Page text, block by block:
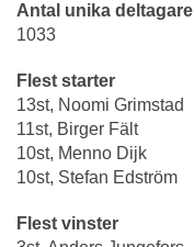
Antal unika deltagare
1033
Flest starter
13st, Noomi Grimstad
11st, Birger Fält
10st, Menno Dijk
10st, Stefan Edström
Flest vinster